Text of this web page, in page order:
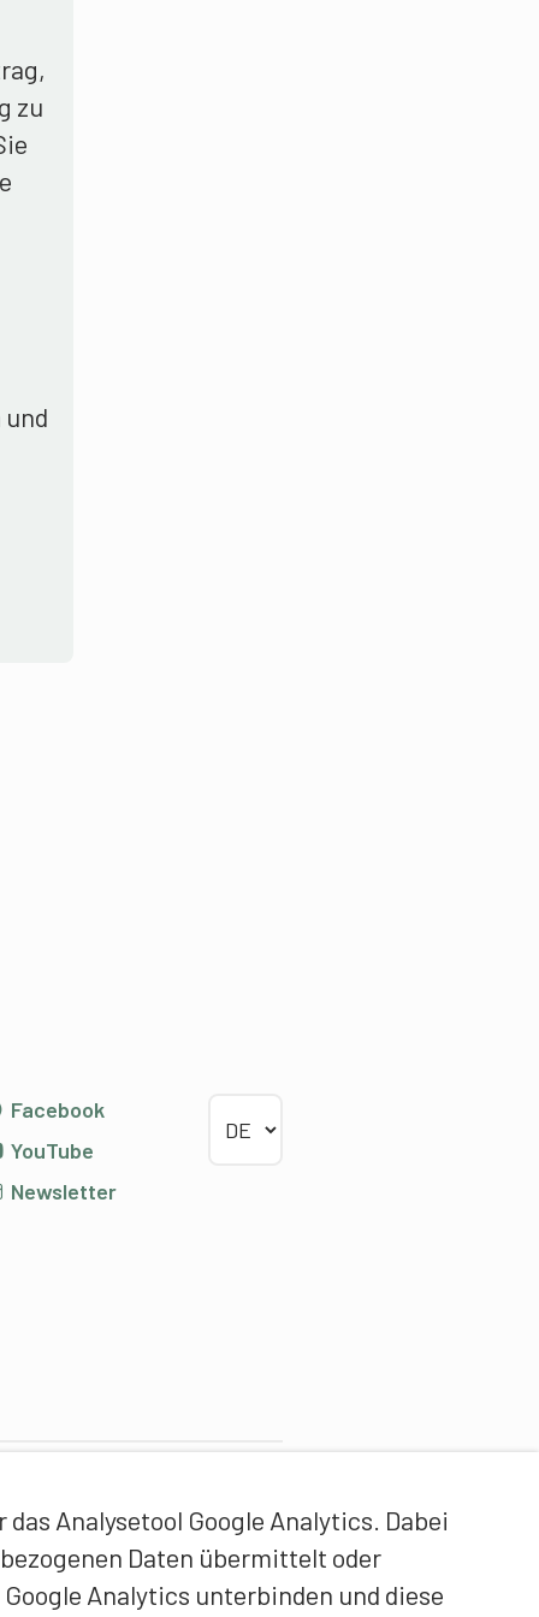
Analysetool Google Analytics. Dabei
Daten übermittelt oder
Analytics unterbinden und diese
zu
Facebook
YouTube
Newsletter
Hochschule
Sport Magglingen EHSM